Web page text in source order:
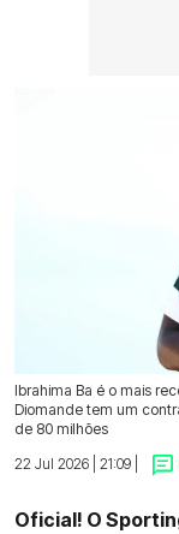
Ibrahima Ba é o mais
Diomande tem um
de 80 milhões
22 Jul 2026 | 21:09 |
Oficial! O